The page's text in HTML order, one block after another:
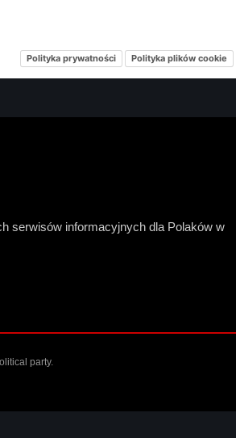
Polityka prywatności Polityka plików cookie
serwisów informacyjnych dla Polaków w
party.